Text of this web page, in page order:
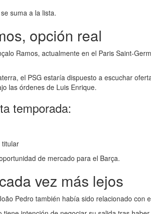
suma a la lista.
opción real
Ramos, actualmente en el Paris Saint-
el PSG estaría dispuesto a escuchar
las órdenes de Luis Enrique.
temporada:
titular
de mercado para el Barça.
vez más lejos
Pedro también había sido relacionado con